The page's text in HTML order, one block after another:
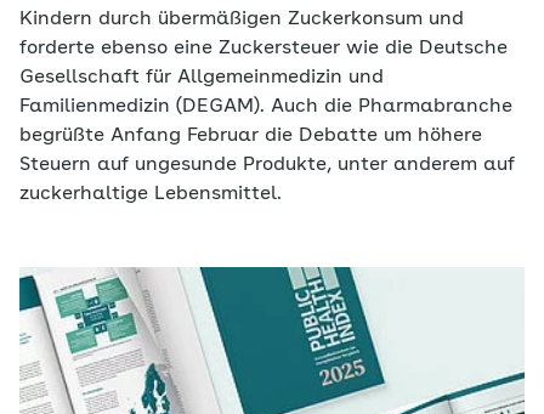
Kindern durch übermäßigen Zuckerkonsum und
forderte ebenso eine Zuckersteuer wie die Deutsche
Gesellschaft für Allgemeinmedizin und
Familienmedizin (DEGAM). Auch die Pharmabranche
begrüßte Anfang Februar die Debatte um höhere
Steuern auf ungesunde Produkte, unter anderem auf
zuckerhaltige Lebensmittel.